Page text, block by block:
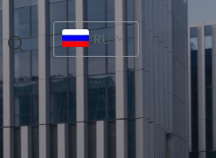
RU